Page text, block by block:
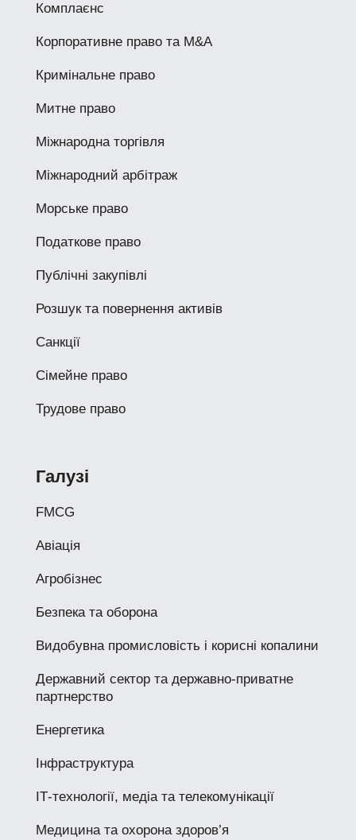
Комплаєнс
Корпоративне право та M&A
Кримінальне право
Митне право
Міжнародна торгівля
Міжнародний арбітраж
Морське право
Податкове право
Публічні закупівлі
Розшук та повернення активів
Санкції
Сімейне право
Трудове право
Галузі
FMCG
Авіація
Агробізнес
Безпека та оборона
Видобувна промисловість і корисні копалини
Державний сектор та державно-приватне
партнерство
Енергетика
Інфраструктура
ІТ-технології, медіа та телекомунікації
Медицина та охорона здоров’я